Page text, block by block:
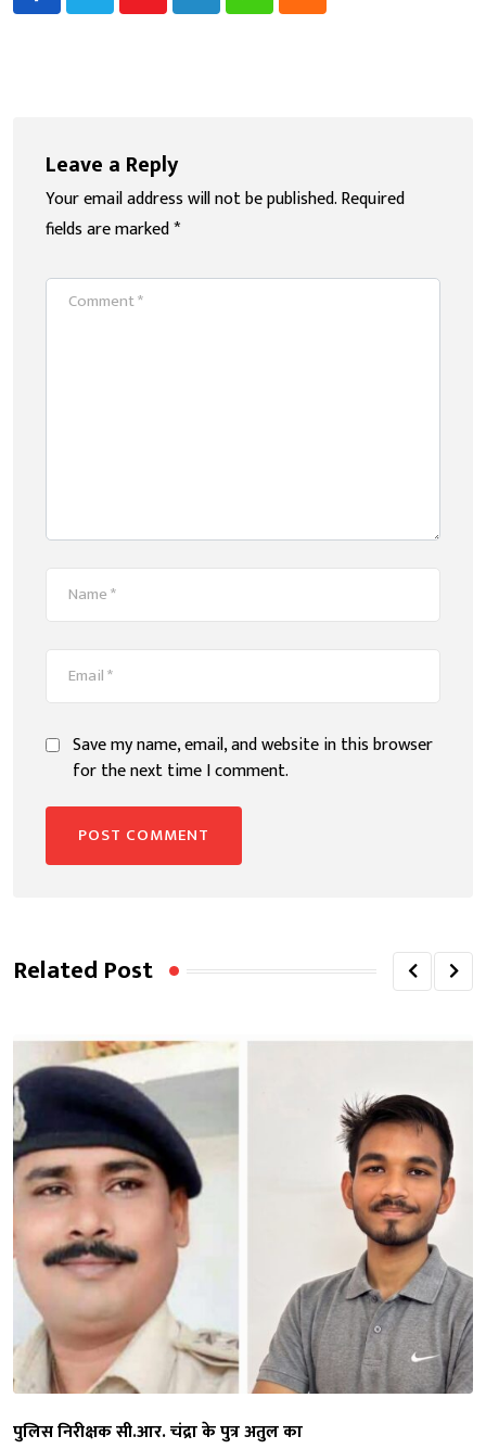
Leave a Reply
Your email address will not be published.Required
fields are marked*
Save my name, email, and website in this browser
for the next time I comment.
Related Post
पुलिस निरीक्षक सी.आर. चंद्रा के पुत्र अतुल का